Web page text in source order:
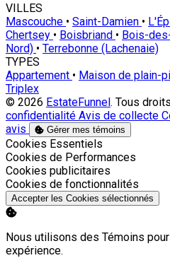
VILLES
Mascouche • Saint-Damien •
Chertsey • Boisbriand • Bois-
Nord) • Terrebonne (Lachenaie)
TYPES
Appartement • Maison de plain-
Triplex
© 2026 EstateFunnel . Tous
confidentialité Avis de collecte
avis
Gérer mes témoins
Activer
Cookies Essentiels
Activer
Cookies de Performances
Activer
Cookies publicitaires
Activer
Cookies de fonctionnalités
Accepter les Cookies sélectionnés
Nous utilisons des Témoins
expérience.